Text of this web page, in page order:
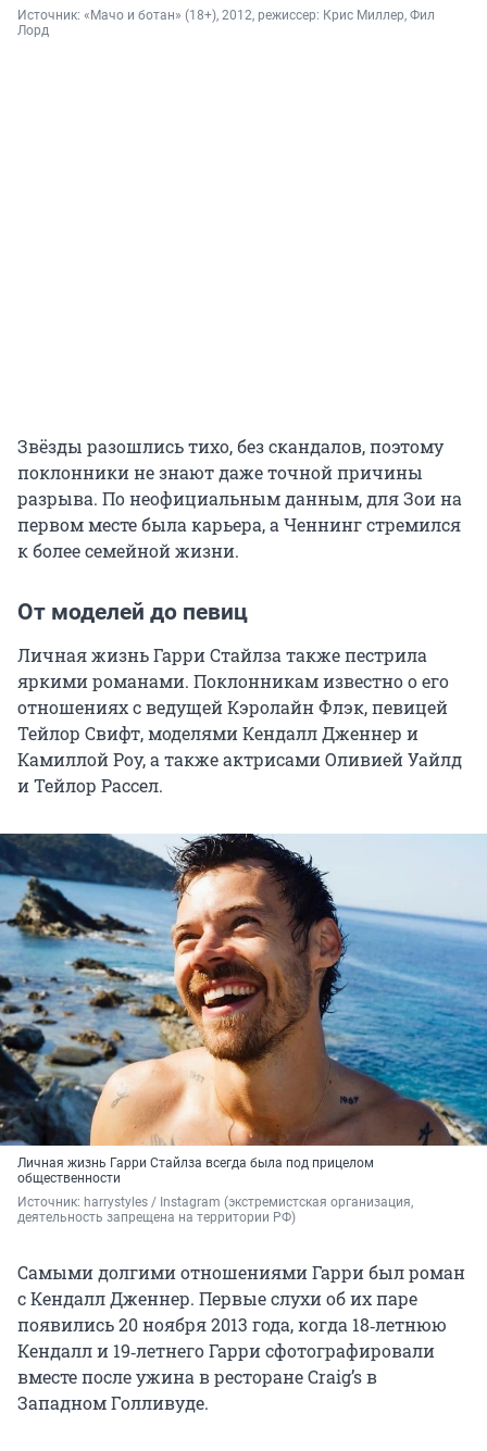
Источник: «Мачо и ботан» (18+), 2012, режиссер: Крис Миллер, Фил
Лорд
Звёзды разошлись тихо, без скандалов, поэтому
поклонники не знают даже точной причины
разрыва. По неофициальным данным, для Зои на
первом месте была карьера, а Ченнинг стремился
к более семейной жизни.
От моделей до певиц
Личная жизнь Гарри Стайлза также пестрила
яркими романами. Поклонникам известно о его
отношениях с ведущей Кэролайн Флэк, певицей
Тейлор Свифт, моделями Кендалл Дженнер и
Камиллой Роу, а также актрисами Оливией Уайлд
и Тейлор Рассел.
Личная жизнь Гарри Стайлза всегда была под прицелом
общественности
Источник: harrystyles / Instagram (экстремистская организация,
деятельность запрещена на территории РФ)
Самыми долгими отношениями Гарри был роман
с Кендалл Дженнер. Первые слухи об их паре
появились 20 ноября 2013 года, когда 18‑летнюю
Кендалл и 19‑летнего Гарри сфотографировали
вместе после ужина в ресторане Craig’s в
Западном Голливуде.